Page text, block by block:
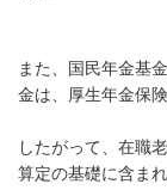
また、国民年金基
金は、厚生年金保
したがって、在職
算定の基礎に含まれ